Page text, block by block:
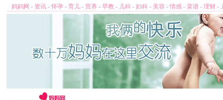
妈妈网 - 资讯 - 怀孕 - 育儿 - 营养 - 早教 - 儿科 - 妇科 - 美容 - 情感 - 菜谱 - 理财 -